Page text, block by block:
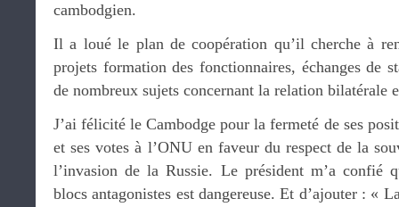
cambodgien.
Il a loué le plan de coopération qu’il cherche à
projets formation des fonctionnaires, échanges de
de nombreux sujets concernant la relation bilatérale
J’ai félicité le Cambodge pour la fermeté de ses
et ses votes à l’ONU en faveur du respect de la
l’invasion de la Russie. Le président m’a confié
blocs antagonistes est dangereuse. Et d’ajouter : «